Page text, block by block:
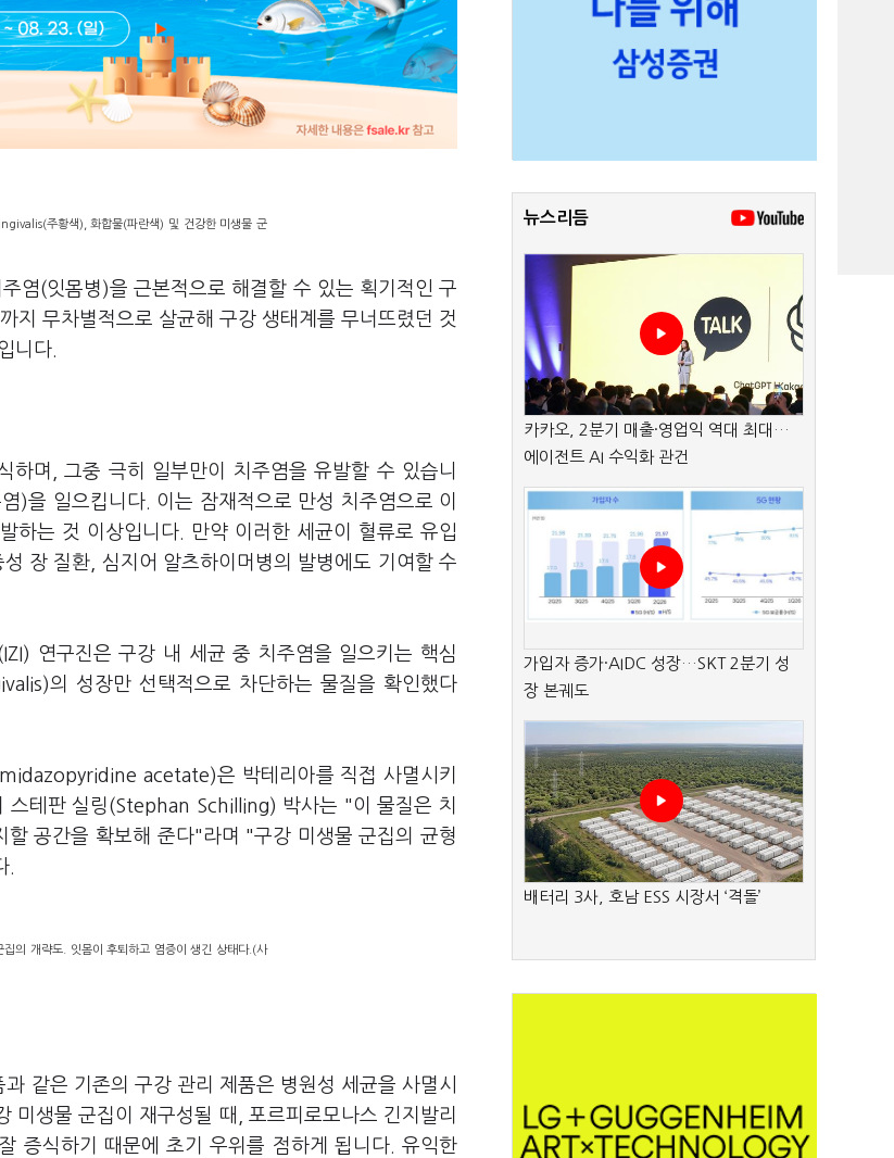
주황색), 화합물(파란색) 및 건강한 미생물 군
염(잇몸병)을 근본적으로 해결할 수 있는 획기적인 구
지 무차별적으로 살균해 구강 생태계를 무너뜨렸던 것
니다.
며, 그중 극히 일부만이 치주염을 유발할 수 있습니
)을 일으킵니다. 이는 잠재적으로 만성 치주염으로 이
하는 것 이상입니다. 만약 이러한 세균이 혈류로 유입
장 질환, 심지어 알츠하이머병의 발병에도 기여할 수
연구진은 구강 내 세균 중 치주염을 일으키는 핵심
의 성장만 선택적으로 차단하는 물질을 확인했다
acetate)은 박테리아를 직접 사멸시키
스테판 실링(Stephan Schilling) 박사는 "이 물질은 치
공간을 확보해 준다"라며 "구강 미생물 군집의 균형
.
의 개략도. 잇몸이 후퇴하고 염증이 생긴 상태다.(사
같은 기존의 구강 관리 제품은 병원성 세균을 사멸시
미생물 군집이 재구성될 때, 포르피로모나스 긴지발리
증식하기 때문에 초기 우위를 점하게 됩니다. 유익한
뉴스리듬
카카오, 2분기 매출·영업익 역대 최대…
에이전트 AI 수익화 관건
가입자 증가·AIDC 성장…SKT 2분기 성
장 본궤도
배터리 3사, 호남 ESS 시장서 ‘격돌’